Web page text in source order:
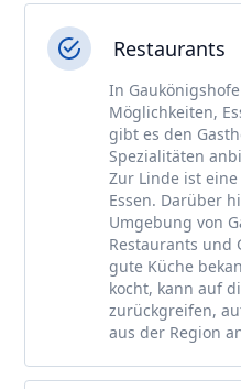
Restaurants
In
Möglichkeiten,
gibt es den
Spezialitäten
Zur Linde ist
Essen. Darüber
Umgebung von
Restaurants und
gute Küche
kocht, kann auf
zurückgreifen,
aus der Region